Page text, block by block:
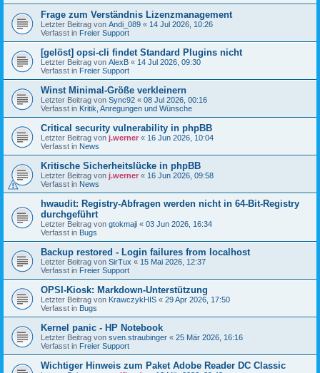
Frage zum Verständnis Lizenzmanagement
Letzter Beitrag von Andi_089 « 14 Jul 2026, 10:26
Verfasst in Freier Support
[gelöst] opsi-cli findet Standard Plugins nicht
Letzter Beitrag von AlexB « 14 Jul 2026, 09:30
Verfasst in Freier Support
Winst Minimal-Größe verkleinern
Letzter Beitrag von Sync92 « 08 Jul 2026, 00:16
Verfasst in Kritik, Anregungen und Wünsche
Critical security vulnerability in phpBB
Letzter Beitrag von j.werner « 16 Jun 2026, 10:04
Verfasst in News
Kritische Sicherheitslücke in phpBB
Letzter Beitrag von j.werner « 16 Jun 2026, 09:58
Verfasst in News
hwaudit: Registry-Abfragen werden nicht in 64-Bit-Registry
durchgeführt
Letzter Beitrag von gtokmaji « 03 Jun 2026, 16:34
Verfasst in Bugs
Backup restored - Login failures from localhost
Letzter Beitrag von SirTux « 15 Mai 2026, 12:37
Verfasst in Freier Support
OPSI-Kiosk: Markdown-Unterstützung
Letzter Beitrag von KrawczykHIS « 29 Apr 2026, 17:50
Verfasst in Bugs
Kernel panic - HP Notebook
Letzter Beitrag von sven.straubinger « 25 Mär 2026, 16:16
Verfasst in Freier Support
Wichtiger Hinweis zum Paket Adobe Reader DC Classic